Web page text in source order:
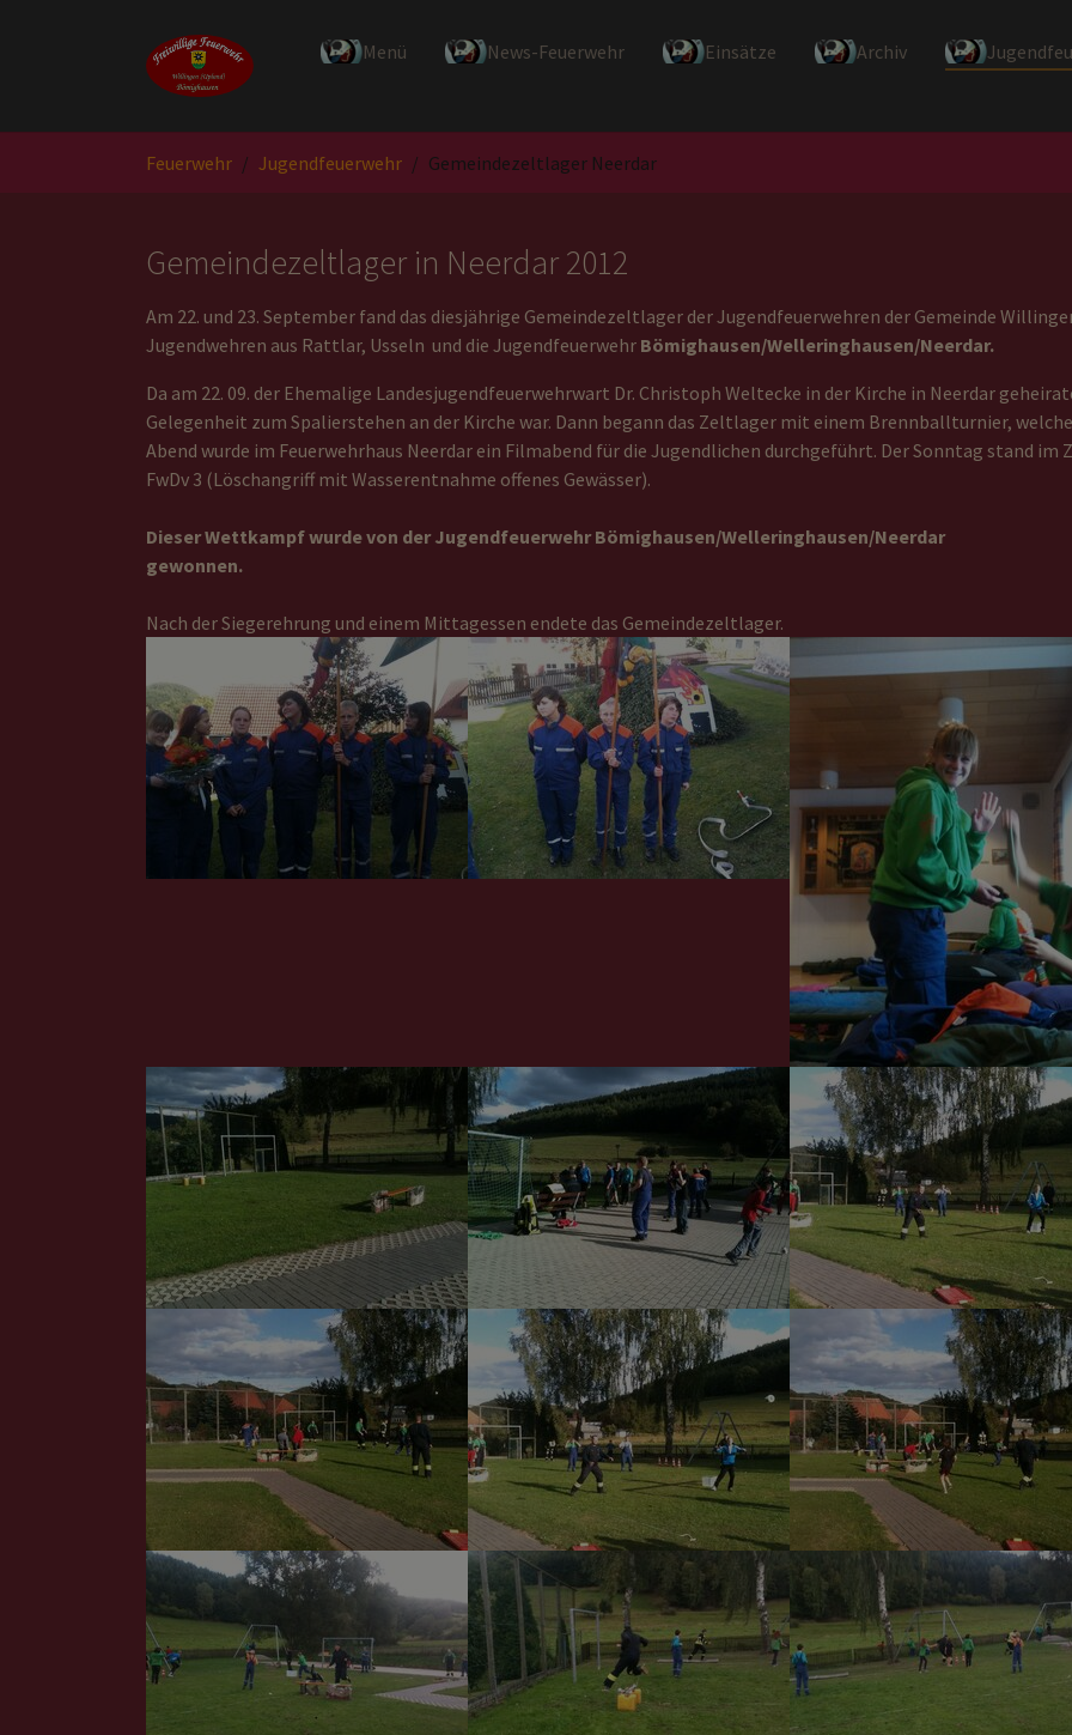
Menü
News-Feuerwehr Einsätze Archiv
Feuerwehr Jugendfeuerwehr Gemeindezeltlager Neerdar
Gemeindezeltlager in Neerdar 2012
Am 22. und 23. September fand das diesjährige Gemeindezeltlager der Jugendfeuerwehren der Gemeinde
Jugendwehren aus Rattlar, Usseln und die Jugendfeuerwehr Bömighausen/Welleringhausen/Neerdar.
Da am 22. 09. der Ehemalige Landesjugendfeuerwehrwart Dr. Christoph Weltecke in der Kirche in Neerdar
Gelegenheit zum Spalierstehen an der Kirche war. Dann begann das Zeltlager mit einem Brennballturnier,
Abend wurde im Feuerwehrhaus Neerdar ein Filmabend für die Jugendlichen durchgeführt. Der Sonntag stand
FwDv 3 (Löschangriff mit Wasserentnahme offenes Gewässer).
Dieser Wettkampf wurde von der Jugendfeuerwehr Bömighausen/Welleringhausen/Neerdar
gewonnen.
Nach der Siegerehrung und einem Mittagessen endete das Gemeindezeltlager.